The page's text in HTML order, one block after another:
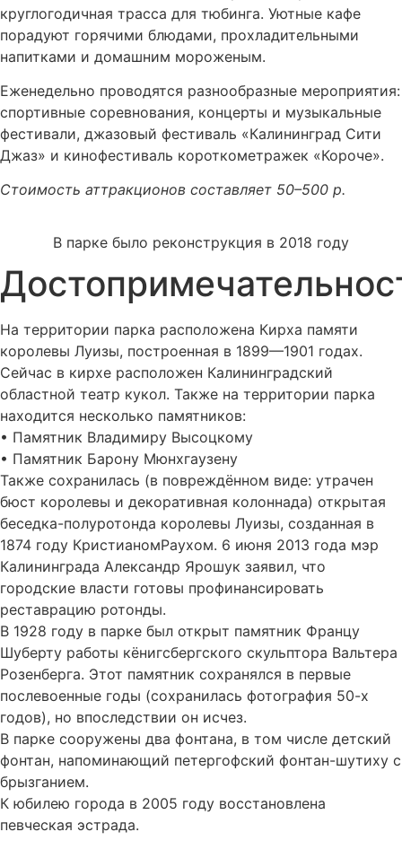
В парке было реконструкция в 2018 году
круглогодичная трасса для тюбинга. Уютные кафе
порадуют горячими блюдами, прохладительными
напитками и домашним мороженым.
Еженедельно проводятся разнообразные мероприятия:
спортивные соревнования, концерты и музыкальные
фестивали, джазовый фестиваль «Калининград Сити
Джаз» и кинофестиваль короткометражек «Короче».
Стоимость аттракционов составляет 50–500 р.
На территории парка расположена Кирха памяти
королевы Луизы, построенная в 1899—1901 годах.
Сейчас в кирхе расположен Калининградский
областной театр кукол. Также на территории парка
находится несколько памятников:
• Памятник Владимиру Высоцкому
• Памятник Барону Мюнхгаузену
Также сохранилась (в повреждённом виде: утрачен
бюст королевы и декоративная колоннада) открытая
беседка-полуротонда королевы Луизы, созданная в
1874 году КристианомРаухом. 6 июня 2013 года мэр
Калининграда Александр Ярошук заявил, что
городские власти готовы профинансировать
реставрацию ротонды.
В 1928 году в парке был открыт памятник Францу
Шуберту работы кёнигсбергского скульптора Вальтера
Розенберга. Этот памятник сохранялся в первые
послевоенные годы (сохранилась фотография 50-х
годов), но впоследствии он исчез.
В парке сооружены два фонтана, в том числе детский
фонтан, напоминающий петергофский фонтан-шутиху с
брызганием.
К юбилею города в 2005 году восстановлена
певческая эстрада.